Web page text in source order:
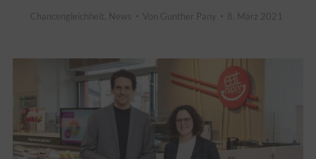
Chancengleichheit News Von Gunther Pany 8. März 2021